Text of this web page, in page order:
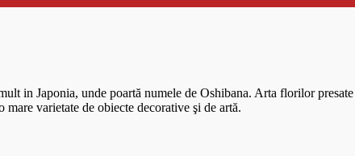
in Japonia, unde poartă numele de Oshibana. Arta florilor
varietate de obiecte decorative şi de artă.